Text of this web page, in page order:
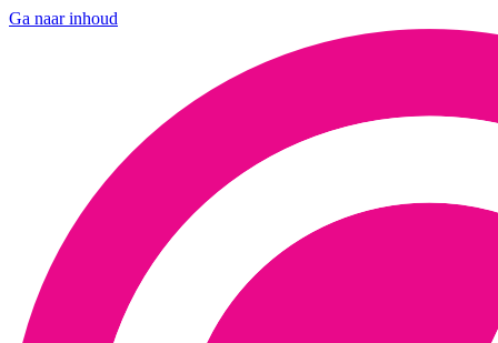
Ga naar inhoud